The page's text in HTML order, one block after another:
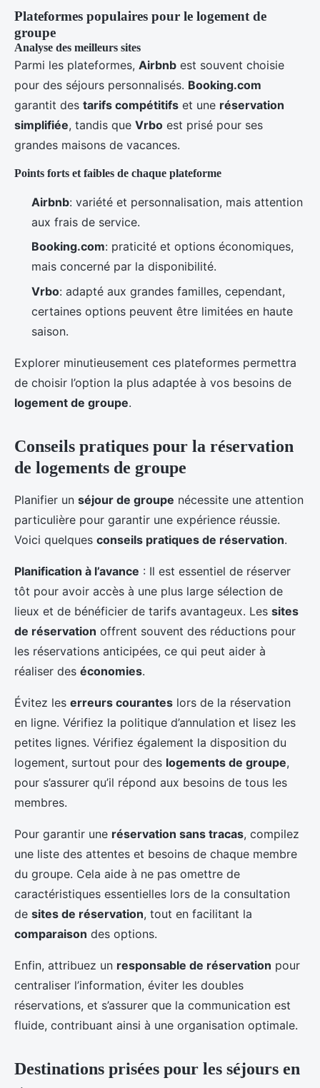
Plateformes populaires pour le logement de
groupe
Analyse des meilleurs sites
Parmi les plateformes, Airbnb est souvent choisie
pour des séjours personnalisés. Booking.com
garantit des tarifs compétitifs et une réservation
simplifiée, tandis que Vrbo est prisé pour ses
grandes maisons de vacances.
Points forts et faibles de chaque plateforme
Airbnb: variété et personnalisation, mais attention
aux frais de service.
Booking.com: praticité et options économiques,
mais concerné par la disponibilité.
Vrbo: adapté aux grandes familles, cependant,
certaines options peuvent être limitées en haute
saison.
Explorer minutieusement ces plateformes permettra
de choisir l’option la plus adaptée à vos besoins de
logement de groupe.
Conseils pratiques pour la réservation
de logements de groupe
Planifier un séjour de groupe nécessite une attention
particulière pour garantir une expérience réussie.
Voici quelques conseils pratiques de réservation.
Planification à l’avance : Il est essentiel de réserver
tôt pour avoir accès à une plus large sélection de
lieux et de bénéficier de tarifs avantageux. Les sites
de réservation offrent souvent des réductions pour
les réservations anticipées, ce qui peut aider à
réaliser des économies.
Évitez les erreurs courantes lors de la réservation
en ligne. Vérifiez la politique d’annulation et lisez les
petites lignes. Vérifiez également la disposition du
logement, surtout pour des logements de groupe,
pour s’assurer qu’il répond aux besoins de tous les
membres.
Pour garantir une réservation sans tracas, compilez
une liste des attentes et besoins de chaque membre
du groupe. Cela aide à ne pas omettre de
caractéristiques essentielles lors de la consultation
de sites de réservation, tout en facilitant la
comparaison des options.
Enfin, attribuez un responsable de réservation pour
centraliser l’information, éviter les doubles
réservations, et s’assurer que la communication est
fluide, contribuant ainsi à une organisation optimale.
Destinations prisées pour les séjours en